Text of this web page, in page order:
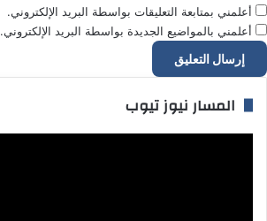
أعلمني بمتابعة التعليقات بواسطة البريد الإلكتروني.
أعلمني بالمواضيع الجديدة بواسطة البريد الإلكتروني.
المسار نيوز تيوب